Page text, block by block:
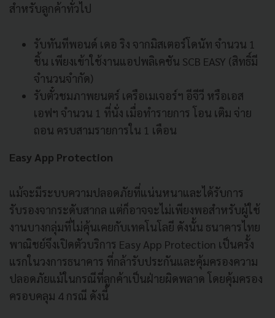
สำหรับลูกค้าทั่วไป
รับทันทีพอนด์ เดอ ริง จากมิสเตอร์โดนัท จำนวน 1
ชิ้น เพียงเข้าใช้งานแอปพลิเคชัน SCB EASY (สิทธิ์มี
จำนวนจำกัด)
รับตั๋วชมภาพยนตร์ เครือเมเจอร์ฯ อีจีวี หรือเอส
เอฟฯ จำนวน 1 ที่นั่ง เมื่อทำรายการ โอน เติม จ่าย
ถอน ครบสามรายการใน 1 เดือน
Easy App Protection
แม้จะมีระบบความปลอดภัยที่แน่นหนาและได้รับการ
รับรองจากระดับสากล แต่ก็อาจจะไม่เพียงพอสำหรับผู้ใช้
งานบางกลุ่มที่ไม่คุ้นเคยกับเทคโนโลยี ดังนั้น ธนาคารไทย
พาณิชย์จึงเปิดตัวบริการ Easy App Protection เป็นครั้ง
แรกในวงการธนาคาร ที่กล้ารับประกันและคุ้มครองความ
ปลอดภัยแม้ในกรณีที่ลูกค้าเป็นฝ่ายผิดพลาด โดยคุ้มครอง
ครอบคลุม 4 กรณี ดังนี้